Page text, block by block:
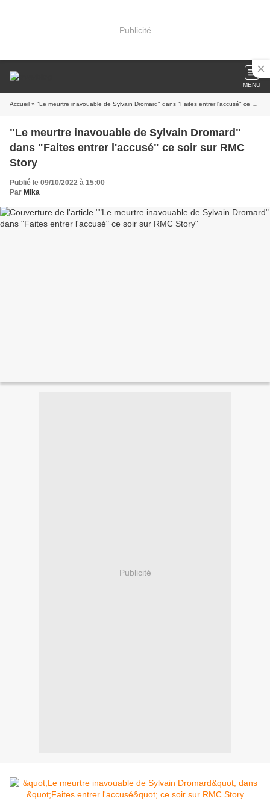
Publicité
MENU
Accueil » "Le meurtre inavouable de Sylvain Dromard" dans "Faites entrer l'accusé" ce soir sur RMC Story
"Le meurtre inavouable de Sylvain Dromard"
dans "Faites entrer l'accusé" ce soir sur RMC
Story
Publié le 09/10/2022 à 15:00
Par Mika
Publicité